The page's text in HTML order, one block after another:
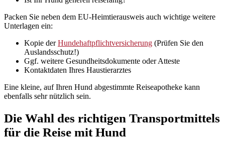
Packen Sie neben dem EU-Heimtierausweis auch wichtige weitere
Unterlagen ein:
Kopie derHundehaftpflichtversicherung (Prüfen Sie den
Auslandsschutz!)
Ggf. weitere Gesundheitsdokumente oder Atteste
Kontaktdaten Ihres Haustierarztes
Eine kleine, auf Ihren Hund abgestimmte Reiseapotheke kann
ebenfalls sehr nützlich sein.
Die Wahl des richtigen Transportmittels
für die Reise mit Hund